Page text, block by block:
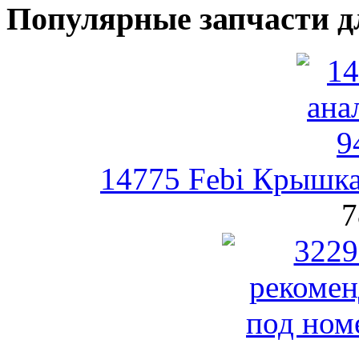
Популярные запчасти
14775 Febi